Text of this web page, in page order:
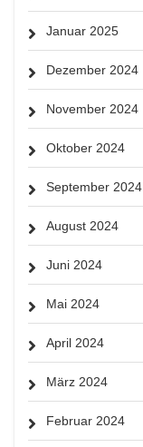
Januar 2025
Dezember 2024
November 2024
Oktober 2024
September 2024
August 2024
Juni 2024
Mai 2024
April 2024
März 2024
Februar 2024